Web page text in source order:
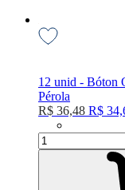
12 unid - Bóton
Pérola
R$ 36,48 R$